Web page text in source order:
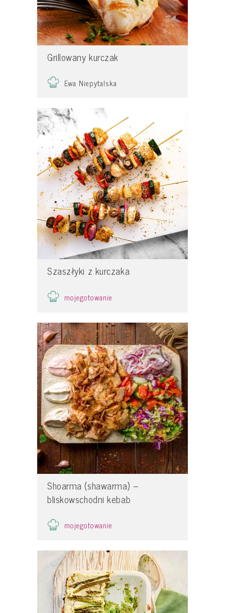
Grillowany kurczak
Ewa Niepytalska
Szaszłyki z kurczaka
mojegotowanie
Shoarma (shawarma) –
bliskowschodni kebab
mojegotowanie